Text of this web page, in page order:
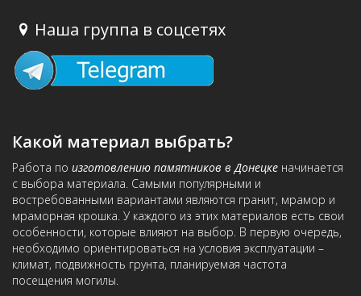
Наша группа в соцсетях
Какой материал выбрать?
Работа по изготовлению памятников в Донецке начинается
с выбора материала. Самыми популярными и
востребованными вариантами являются гранит, мрамор и
мраморная крошка. У каждого из этих материалов есть свои
особенности, которые влияют на выбор. В первую очередь,
необходимо ориентироваться на условия эксплуатации –
климат, подвижность грунта, планируемая частота
посещения могилы.